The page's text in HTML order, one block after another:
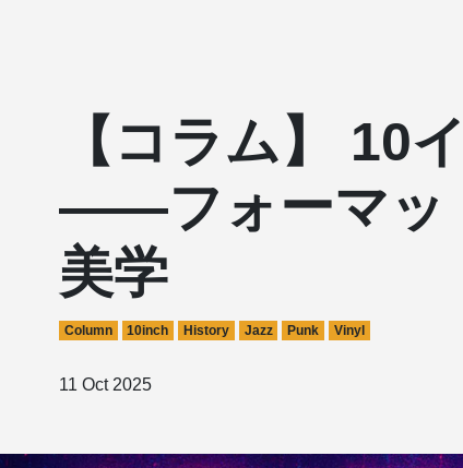
【コラム】 10
——フォーマッ
美学
Column 10inch History Jazz Punk Vinyl
11 Oct 2025